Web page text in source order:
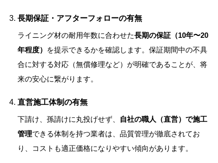
長期保証・アフターフォローの有無
ライニング材の耐用年数に合わせた長期の保証（10年〜20
年程度）
を提示できるかを確認します。保証期間中の不具
合に対する対応（無償修理など）が明確であることが、将
来の安心に繋がります。
直営施工体制の有無
下請け、孫請けに丸投げせず、
自社の職人（直営）で施工
管理できる体制を持つ業者は、品質管理が徹底されてお
り、コストも適正価格になりやすい傾向があります。